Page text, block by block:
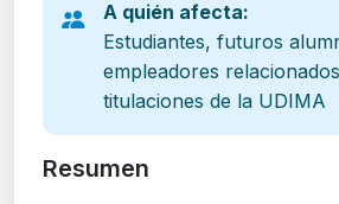
A quién afecta:
Estudiantes, futuros
empleadores
titulaciones de la UDIMA
Resumen